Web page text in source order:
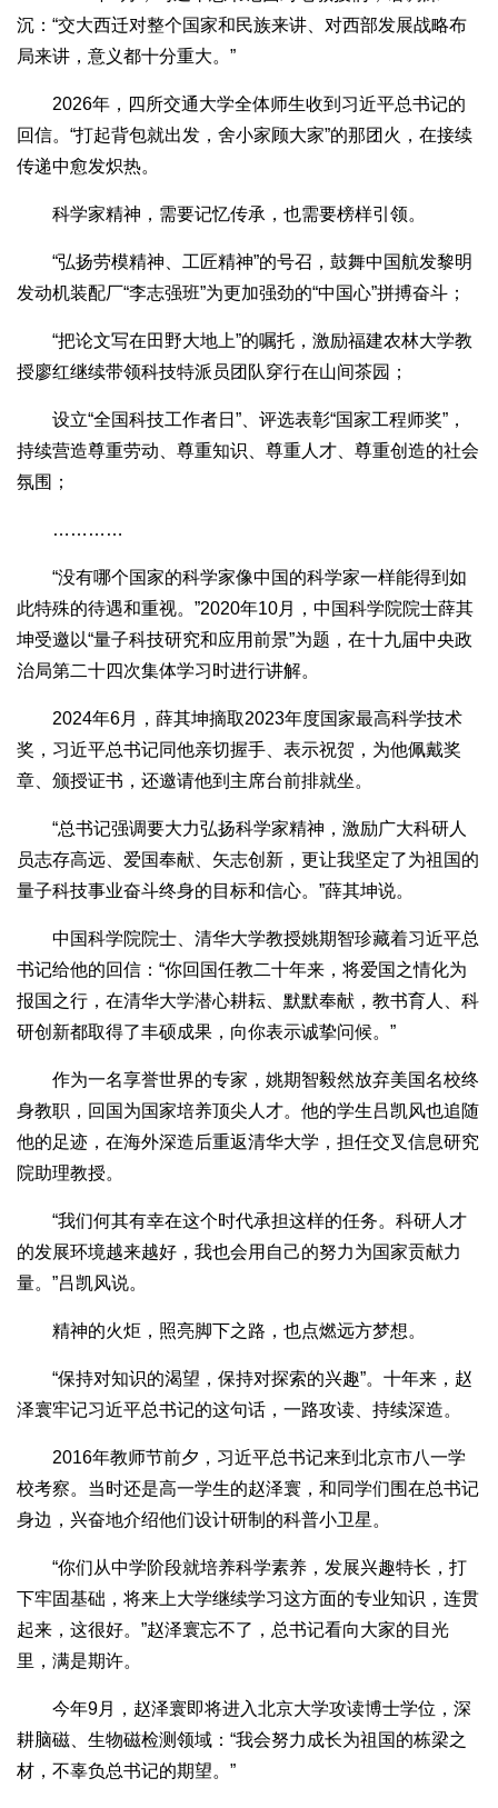
沉：“交大西迁对整个国家和民族来讲、对西部发展战略布
局来讲，意义都十分重大。”
2026年，四所交通大学全体师生收到习近平总书记的
回信。“打起背包就出发，舍小家顾大家”的那团火，在接续
传递中愈发炽热。
科学家精神，需要记忆传承，也需要榜样引领。
“弘扬劳模精神、工匠精神”的号召，鼓舞中国航发黎明
发动机装配厂“李志强班”为更加强劲的“中国心”拼搏奋斗；
“把论文写在田野大地上”的嘱托，激励福建农林大学教
授廖红继续带领科技特派员团队穿行在山间茶园；
设立“全国科技工作者日”、评选表彰“国家工程师奖”，
持续营造尊重劳动、尊重知识、尊重人才、尊重创造的社会
氛围；
…………
“没有哪个国家的科学家像中国的科学家一样能得到如
此特殊的待遇和重视。”2020年10月，中国科学院院士薛其
坤受邀以“量子科技研究和应用前景”为题，在十九届中央政
治局第二十四次集体学习时进行讲解。
2024年6月，薛其坤摘取2023年度国家最高科学技术
奖，习近平总书记同他亲切握手、表示祝贺，为他佩戴奖
章、颁授证书，还邀请他到主席台前排就坐。
“总书记强调要大力弘扬科学家精神，激励广大科研人
员志存高远、爱国奉献、矢志创新，更让我坚定了为祖国的
量子科技事业奋斗终身的目标和信心。”薛其坤说。
中国科学院院士、清华大学教授姚期智珍藏着习近平总
书记给他的回信：“你回国任教二十年来，将爱国之情化为
报国之行，在清华大学潜心耕耘、默默奉献，教书育人、科
研创新都取得了丰硕成果，向你表示诚挚问候。”
作为一名享誉世界的专家，姚期智毅然放弃美国名校终
身教职，回国为国家培养顶尖人才。他的学生吕凯风也追随
他的足迹，在海外深造后重返清华大学，担任交叉信息研究
院助理教授。
“我们何其有幸在这个时代承担这样的任务。科研人才
的发展环境越来越好，我也会用自己的努力为国家贡献力
量。”吕凯风说。
精神的火炬，照亮脚下之路，也点燃远方梦想。
“保持对知识的渴望，保持对探索的兴趣”。十年来，赵
泽寰牢记习近平总书记的这句话，一路攻读、持续深造。
2016年教师节前夕，习近平总书记来到北京市八一学
校考察。当时还是高一学生的赵泽寰，和同学们围在总书记
身边，兴奋地介绍他们设计研制的科普小卫星。
“你们从中学阶段就培养科学素养，发展兴趣特长，打
下牢固基础，将来上大学继续学习这方面的专业知识，连贯
起来，这很好。”赵泽寰忘不了，总书记看向大家的目光
里，满是期许。
今年9月，赵泽寰即将进入北京大学攻读博士学位，深
耕脑磁、生物磁检测领域：“我会努力成长为祖国的栋梁之
材，不辜负总书记的期望。”